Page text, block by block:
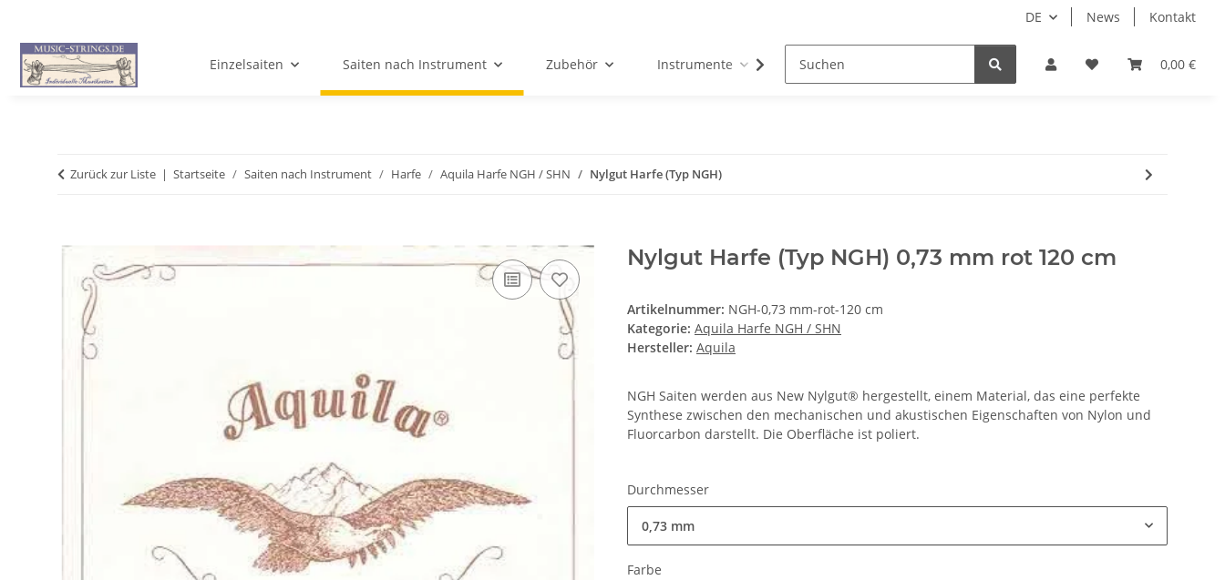
DE News Kontakt
0,00 €
Einzelsaiten Saiten nach Instrument Zubehör Instrumente Fundgrube
Zurück zur Liste Startseite Saiten nach Instrument Harfe Aquila Harfe NGH / SHN Nylgut Harfe (Typ NGH)
Nylgut Harfe (Typ NGH) 0,73 mm rot 120 cm
Artikelnummer: NGH-0,73 mm-rot-120 cm
Kategorie: Aquila Harfe NGH / SHN
Hersteller: Aquila
NGH Saiten werden aus New Nylgut® hergestellt, einem Material, das eine perfekte
Synthese zwischen den mechanischen und akustischen Eigenschaften von Nylon und
Fluorcarbon darstellt. Die Oberfläche ist poliert.
Durchmesser
0,73 mm
Farbe